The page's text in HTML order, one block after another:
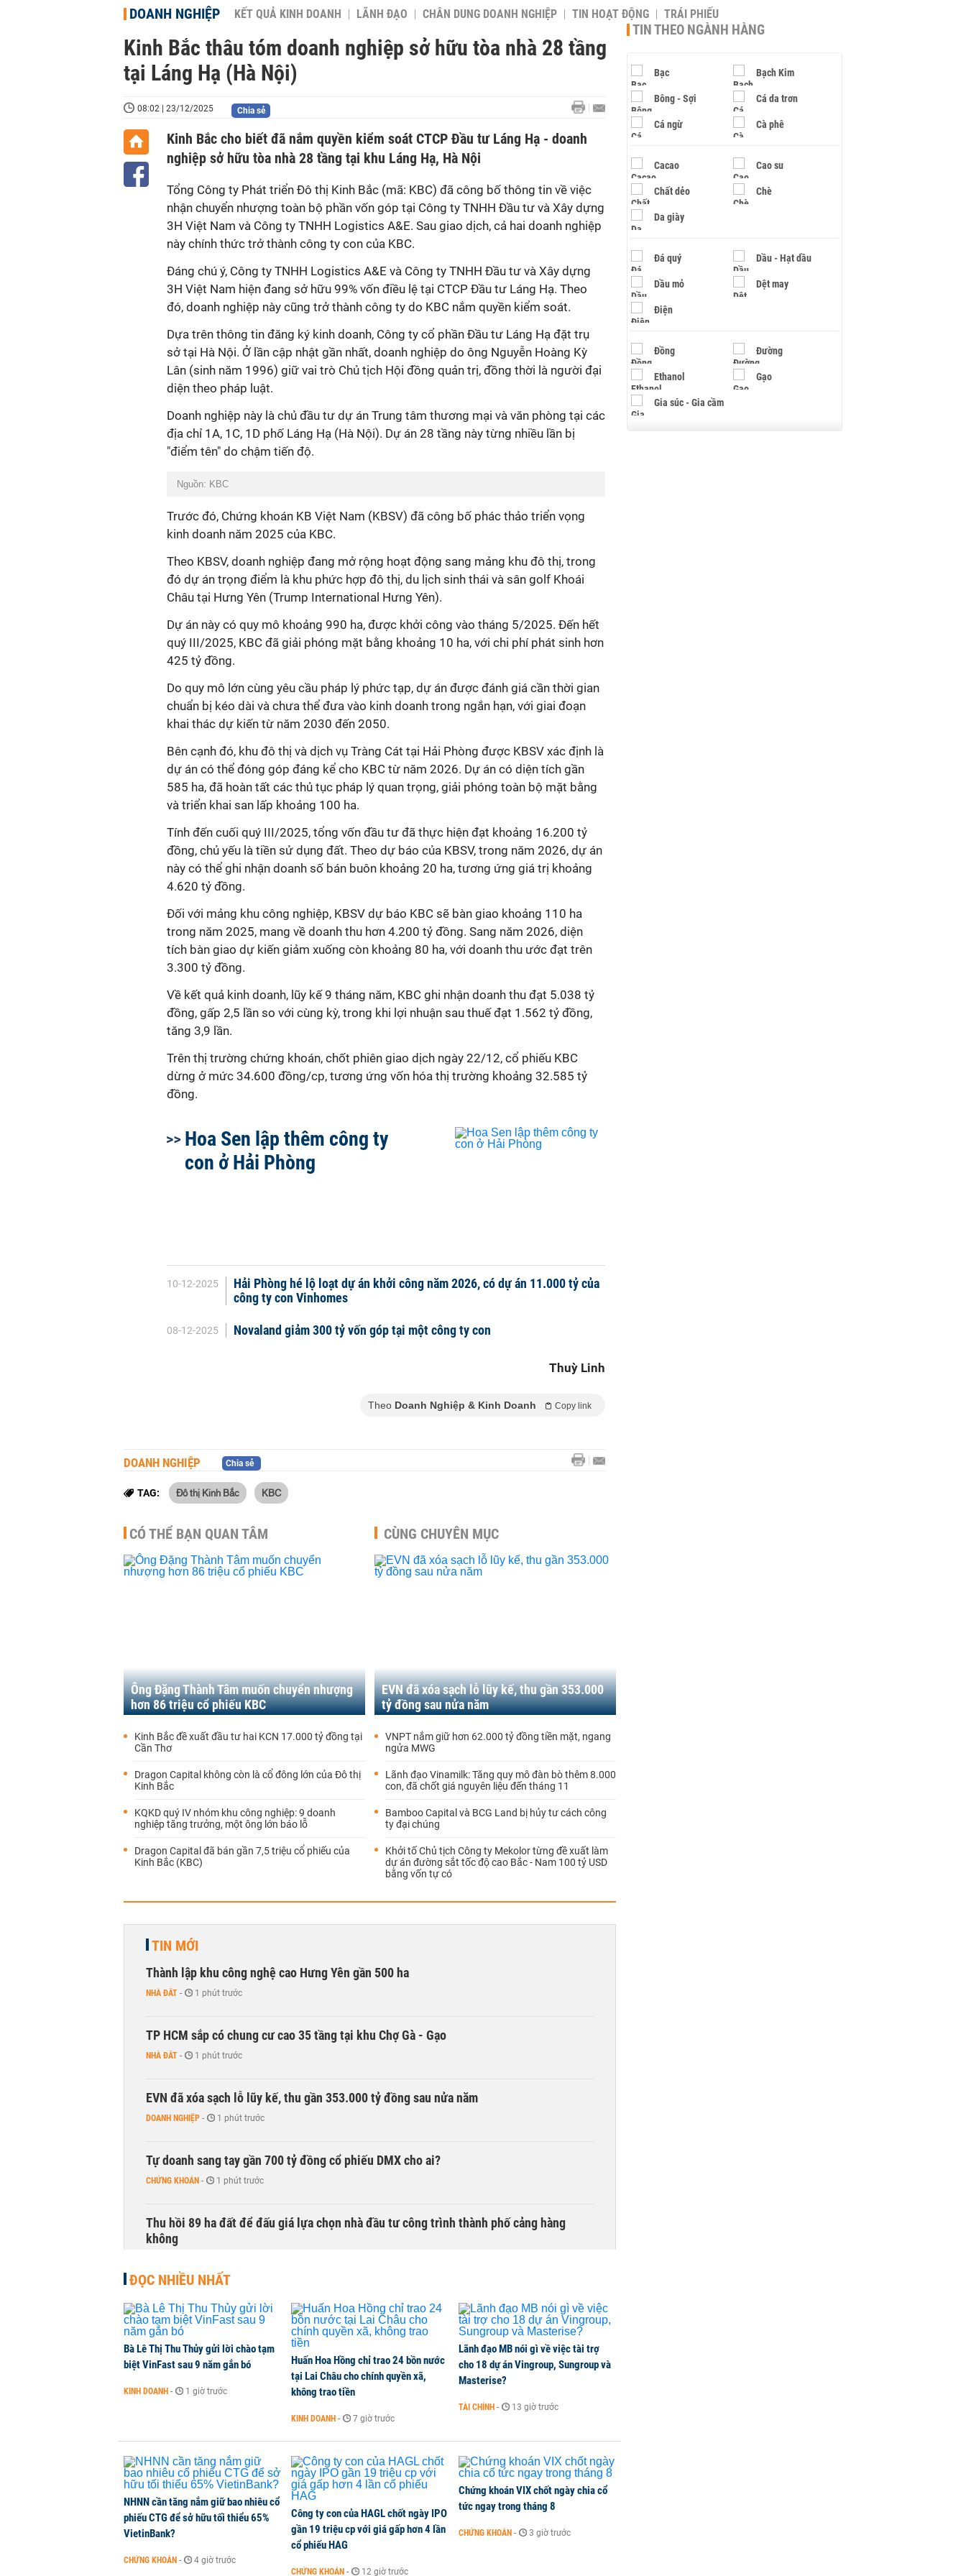
DOANH NGHIỆP KẾT QUẢ KINH DOANH LÃNH ĐẠO CHÂN DUNG DOANH NGHIỆP TIN HOẠT ĐỘNG TRÁI PHIẾU
Kinh Bắc thâu tóm doanh nghiệp sở hữu tòa nhà 28 tầng
tại Láng Hạ (Hà Nội)
08:02 | 23/12/2025 Chia sẻ
Kinh Bắc cho biết đã nắm quyền kiểm soát CTCP Đầu tư Láng Hạ - doanh
nghiệp sở hữu tòa nhà 28 tầng tại khu Láng Hạ, Hà Nội
Tổng Công ty Phát triển Đô thị Kinh Bắc (mã: KBC) đã công bố thông tin về việc
nhận chuyển nhượng toàn bộ phần vốn góp tại Công ty TNHH Đầu tư và Xây dựng
3H Việt Nam và Công ty TNHH Logistics A&E. Sau giao dịch, cả hai doanh nghiệp
này chính thức trở thành công ty con của KBC.
Đáng chú ý, Công ty TNHH Logistics A&E và Công ty TNHH Đầu tư và Xây dựng
3H Việt Nam hiện đang sở hữu 99% vốn điều lệ tại CTCP Đầu tư Láng Hạ. Theo
đó, doanh nghiệp này cũng trở thành công ty do KBC nắm quyền kiểm soát.
Dựa trên thông tin đăng ký kinh doanh, Công ty cổ phần Đầu tư Láng Hạ đặt trụ
sở tại Hà Nội. Ở lần cập nhật gần nhất, doanh nghiệp do ông Nguyễn Hoàng Kỳ
Lân (sinh năm 1996) giữ vai trò Chủ tịch Hội đồng quản trị, đồng thời là người đại
diện theo pháp luật.
Doanh nghiệp này là chủ đầu tư dự án Trung tâm thương mại và văn phòng tại các
địa chỉ 1A, 1C, 1D phố Láng Hạ (Hà Nội). Dự án 28 tầng này từng nhiều lần bị
"điểm tên" do chậm tiến độ.
Nguồn: KBC
Trước đó, Chứng khoán KB Việt Nam (KBSV) đã công bố phác thảo triển vọng
kinh doanh năm 2025 của KBC.
Theo KBSV, doanh nghiệp đang mở rộng hoạt động sang mảng khu đô thị, trong
đó dự án trọng điểm là khu phức hợp đô thị, du lịch sinh thái và sân golf Khoái
Châu tại Hưng Yên (Trump International Hưng Yên).
Dự án này có quy mô khoảng 990 ha, được khởi công vào tháng 5/2025. Đến hết
quý III/2025, KBC đã giải phóng mặt bằng khoảng 10 ha, với chi phí phát sinh hơn
425 tỷ đồng.
Do quy mô lớn cùng yêu cầu pháp lý phức tạp, dự án được đánh giá cần thời gian
chuẩn bị kéo dài và chưa thể đưa vào kinh doanh trong ngắn hạn, với giai đoạn
khai thác dự kiến từ năm 2030 đến 2050.
Bên cạnh đó, khu đô thị và dịch vụ Tràng Cát tại Hải Phòng được KBSV xác định là
dự án có thể đóng góp đáng kể cho KBC từ năm 2026. Dự án có diện tích gần
585 ha, đã hoàn tất các thủ tục pháp lý quan trọng, giải phóng toàn bộ mặt bằng
và triển khai san lấp khoảng 100 ha.
Tính đến cuối quý III/2025, tổng vốn đầu tư đã thực hiện đạt khoảng 16.200 tỷ
đồng, chủ yếu là tiền sử dụng đất. Theo dự báo của KBSV, trong năm 2026, dự án
này có thể ghi nhận doanh số bán buôn khoảng 20 ha, tương ứng giá trị khoảng
4.620 tỷ đồng.
Đối với mảng khu công nghiệp, KBSV dự báo KBC sẽ bàn giao khoảng 110 ha
trong năm 2025, mang về doanh thu hơn 4.200 tỷ đồng. Sang năm 2026, diện
tích bàn giao dự kiến giảm xuống còn khoảng 80 ha, với doanh thu ước đạt trên
3.300 tỷ đồng.
Về kết quả kinh doanh, lũy kế 9 tháng năm, KBC ghi nhận doanh thu đạt 5.038 tỷ
đồng, gấp 2,5 lần so với cùng kỳ, trong khi lợi nhuận sau thuế đạt 1.562 tỷ đồng,
tăng 3,9 lần.
Trên thị trường chứng khoán, chốt phiên giao dịch ngày 22/12, cổ phiếu KBC
dừng ở mức 34.600 đồng/cp, tương ứng vốn hóa thị trường khoảng 32.585 tỷ
đồng.
Hoa Sen lập thêm công ty
con ở Hải Phòng
10-12-2025
Hải Phòng hé lộ loạt dự án khởi công năm 2026, có dự án 11.000 tỷ của
công ty con Vinhomes
08-12-2025 Novaland giảm 300 tỷ vốn góp tại một công ty con
Thuỳ Linh
Theo Doanh Nghiệp & Kinh Doanh Copy link
DOANH NGHIỆP Chia sẻ
TAG: Đô thị Kinh Bắc KBC
CÓ THỂ BẠN QUAN TÂM
Ông Đặng Thành Tâm muốn chuyển nhượng
hơn 86 triệu cổ phiếu KBC
Kinh Bắc đề xuất đầu tư hai KCN 17.000 tỷ đồng tại
Cần Thơ
Dragon Capital không còn là cổ đông lớn của Đô thị
Kinh Bắc
KQKD quý IV nhóm khu công nghiệp: 9 doanh
nghiệp tăng trưởng, một ông lớn báo lỗ
Dragon Capital đã bán gần 7,5 triệu cổ phiếu của
Kinh Bắc (KBC)
CÙNG CHUYÊN MỤC
EVN đã xóa sạch lỗ lũy kế, thu gần 353.000
tỷ đồng sau nửa năm
VNPT nắm giữ hơn 62.000 tỷ đồng tiền mặt, ngang
ngửa MWG
Lãnh đạo Vinamilk: Tăng quy mô đàn bò thêm 8.000
con, đã chốt giá nguyên liệu đến tháng 11
Bamboo Capital và BCG Land bị hủy tư cách công
ty đại chúng
Khởi tố Chủ tịch Công ty Mekolor từng đề xuất làm
dự án đường sắt tốc độ cao Bắc - Nam 100 tỷ USD
bằng vốn tự có
TIN MỚI
Thành lập khu công nghệ cao Hưng Yên gần 500 ha
NHÀ ĐẤT - 1 phút trước
TP HCM sắp có chung cư cao 35 tầng tại khu Chợ Gà - Gạo
NHÀ ĐẤT - 1 phút trước
EVN đã xóa sạch lỗ lũy kế, thu gần 353.000 tỷ đồng sau nửa năm
DOANH NGHIỆP - 1 phút trước
Tự doanh sang tay gần 700 tỷ đồng cổ phiếu DMX cho ai?
CHỨNG KHOÁN - 1 phút trước
Thu hồi 89 ha đất để đấu giá lựa chọn nhà đầu tư công trình thành phố cảng hàng
không
Dòng tiền ngoại bất ngờ trở lại TTCK, ai đã mua vào?
CHỨNG KHOÁN 1 phút trước
Kiến nghị đưa người bán hàng online, lao động công trình đóng BHXH bắt buộc
TikToker Khánh Sky, Vua Quạt, Hồ Văn Khoa bị khởi tố
ĐỌC NHIỀU NHẤT
Bà Lê Thị Thu Thủy gửi lời chào tạm
biệt VinFast sau 9 năm gắn bó
KINH DOANH - 1 giờ trước
Huấn Hoa Hồng chỉ trao 24 bồn nước
tại Lai Châu cho chính quyền xã,
không trao tiền
KINH DOANH - 7 giờ trước
Lãnh đạo MB nói gì về việc tài trợ
cho 18 dự án Vingroup, Sungroup và
Masterise?
TÀI CHÍNH - 13 giờ trước
NHNN cần tăng nắm giữ bao nhiêu cổ
phiếu CTG để sở hữu tối thiểu 65%
VietinBank?
CHỨNG KHOÁN - 4 giờ trước
Công ty con của HAGL chốt ngày IPO
gần 19 triệu cp với giá gấp hơn 4 lần
cổ phiếu HAG
CHỨNG KHOÁN - 12 giờ trước
Chứng khoán VIX chốt ngày chia cổ
tức ngay trong tháng 8
CHỨNG KHOÁN - 3 giờ trước
TIN THEO NGÀNH HÀNG
Bạc Bạch Kim
Bông - Sợi Cá da trơn
Cá ngừ Cà phê
Cacao Cao su
Chất dẻo Chè
Da giày
Đá quý Dầu - Hạt dầu
Dầu mỏ Dệt may
Điện
Đồng Đường
Ethanol Gạo
Gia súc - Gia cầm